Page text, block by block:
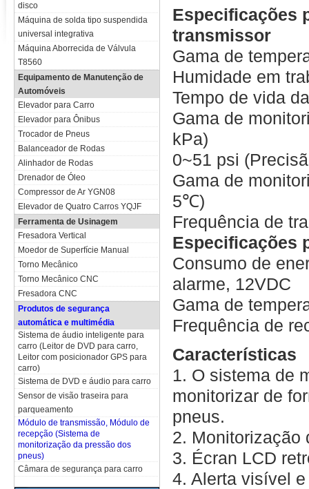
disco
Máquina de solda tipo suspendida
universal integrativa
Máquina Aborrecida de Válvula
T8560
Equipamento de Manutenção de
Automóveis
Elevador para Carro
Elevador para Ônibus
Trocador de Pneus
Balanceador de Rodas
Alinhador de Rodas
Drenador de Óleo
Compressor de Ar YGN08
Elevador de Quatro Carros YQJF
Ferramenta de Usinagem
Fresadora Vertical
Moedor de Superfície Manual
Torno Mecânico
Torno Mecânico CNC
Fresadora CNC
Produtos de segurança
automática e multimédia
Sistema de áudio inteligente para
carro (Leitor de DVD para carro,
Leitor com posicionador GPS para
carro)
Sistema de DVD e áudio para carro
Sensor de visão traseira para
parqueamento
Módulo de transmissão, Módulo de
recepção (Sistema de
monitorização da pressão dos
pneus)
Câmara de segurança para carro
Especificações
transmissor
Gama de
Humidade em
Tempo de vida
Gama de
kPa)
0~51 psi
Gama de
5℃)
Frequência de
Especificações
Consumo de
alarme, 12VDC
Gama de
Frequência de
Características
1. O sistema de
monitorizar de
pneus.
2. Monitorização
3. Écran LCD
4. Alerta visível